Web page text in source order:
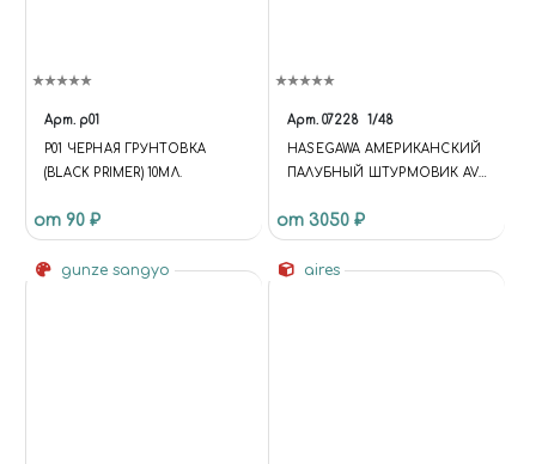
Арт. p01
P01 ЧЕРНАЯ ГРУНТОВКА
(BLACK PRIMER) 10МЛ.
от 90 ₽
Арт. 07228 1/48
HASEGAWA АМЕРИКАНСКИЙ
ПАЛУБНЫЙ ШТУРМОВИК AV-
от 3050 ₽
gunze sangyo aires